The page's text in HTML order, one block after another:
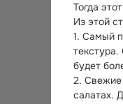
Тогда
Из этой
1. Самый
будет
2. Свежие
салатах.